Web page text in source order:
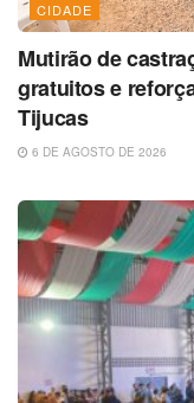
CIDADE
Mutirão de
gratuitos e
Tijucas
6 DE AGOSTO DE 2026